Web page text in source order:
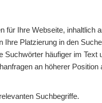
für Ihre Webseite, inhaltlich
Platzierung in den
häufiger im Text
an höherer
Suchbegriffe.